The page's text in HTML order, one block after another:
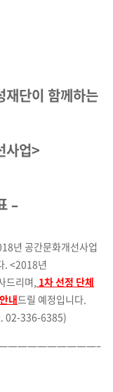
재단이 함께하는
사업>
–
년 공간문화개선사업
. <2018년
드리며, 1차 선정 단체
내드릴 예정입니다.
02-336-6385)